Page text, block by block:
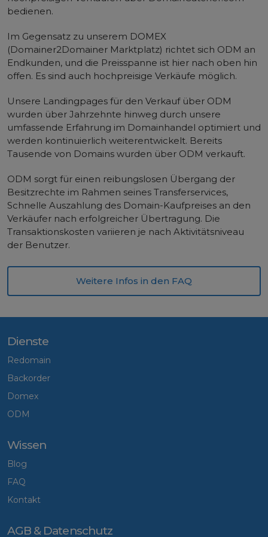
bedienen.
Im Gegensatz zu unserem DOMEX
(Domainer2Domainer Marktplatz) richtet sich ODM an
Endkunden, und die Preisspanne ist hier nach oben hin
offen. Es sind auch hochpreisige Verkäufe möglich.
Unsere Landingpages für den Verkauf über ODM
wurden über Jahrzehnte hinweg durch unsere
umfassende Erfahrung im Domainhandel optimiert und
werden kontinuierlich weiterentwickelt. Bereits
Tausende von Domains wurden über ODM verkauft.
ODM sorgt für einen reibungslosen Übergang der
Besitzrechte im Rahmen seines Transferservices,
Schnelle Auszahlung des Domain-Kaufpreises an den
Verkäufer nach erfolgreicher Übertragung. Die
Transaktionskosten variieren je nach Aktivitätsniveau
der Benutzer.
Weitere Infos in den FAQ
Dienste
Redomain
Backorder
Domex
ODM
Wissen
Blog
FAQ
Kontakt
AGB & Datenschutz